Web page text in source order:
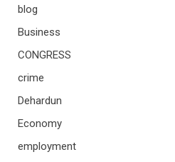
blog
Business
CONGRESS
crime
Dehardun
Economy
employment